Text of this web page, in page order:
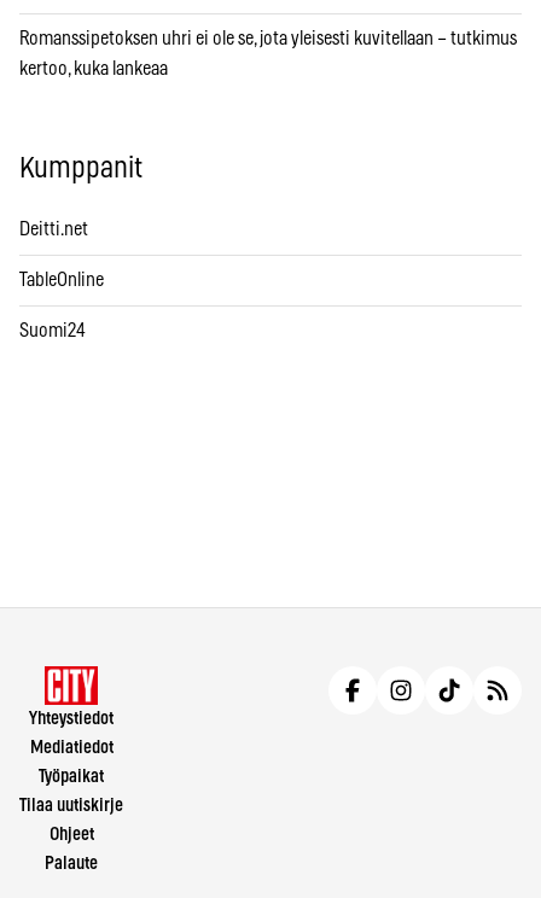
Romanssipetoksen uhri ei ole se, jota yleisesti kuvitellaan – tutkimus
kertoo, kuka lankeaa
Kumppanit
Deitti.net
TableOnline
Suomi24
Yhteystiedot
Mediatiedot
Työpaikat
Tilaa uutiskirje
Ohjeet
Palaute